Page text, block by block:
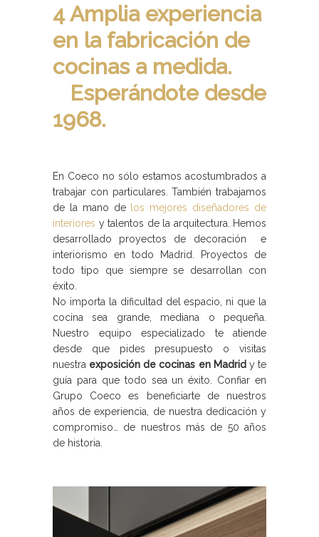
4 Amplia experiencia
en la fabricación de
cocinas a medida.
Esperándote desde
1968.
En Coeco no sólo estamos acostumbrados a
trabajar con particulares. También trabajamos
de la mano de
los mejores diseñadores de
interiores y talentos de la arquitectura. Hemos
desarrollado proyectos de decoración e
interiorismo en todo Madrid. Proyectos de
todo tipo que siempre se desarrollan con
éxito.
No importa la dificultad del espacio, ni que la
cocina sea grande, mediana o pequeña.
Nuestro equipo especializado te atiende
desde que pides presupuesto o visitas
nuestra exposición de cocinas en Madrid y te
guía para que todo sea un éxito. Confiar en
Grupo Coeco es beneficiarte de nuestros
años de experiencia, de nuestra dedicación y
compromiso… de nuestros más de 50 años
de historia.